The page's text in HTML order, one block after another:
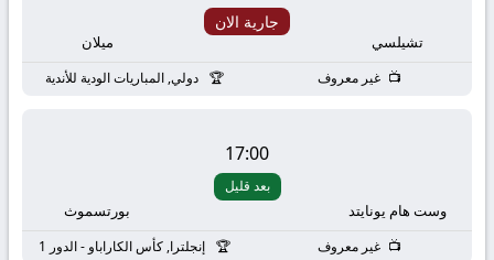
مباشر
live
تشيلسي
جارية الان
ميلان
غير معروف دولي, المباريات الودية للأندية
وست هام يونايتد
17:00
بعد قليل
بورتسموث
غير معروف إنجلترا, كأس الكاراباو - الدور 1